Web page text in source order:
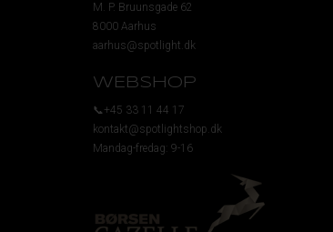
M. P. Bruunsgade 62
8000 Aarhus
aarhus@spotlight.dk
WEBSHOP
📞+45 33 11 44 17
kontakt@spotlightshop.dk
Mandag-fredag: 9-16